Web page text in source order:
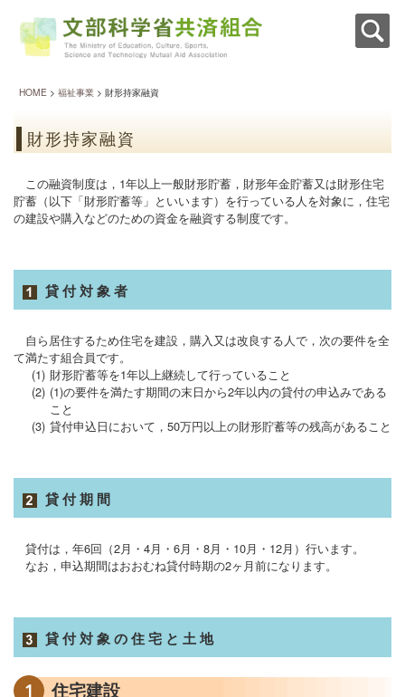
HOME > 福祉事業 > 財形持家融資
この融資制度は，1年以上一般財形貯蓄，財形年金貯蓄又は財形住宅
貯蓄（以下「財形貯蓄等」といいます）を行っている人を対象に，住宅
の建設や購入などのための資金を融資する制度です。
貸付対象者
自ら居住するため住宅を建設，購入又は改良する人で，次の要件を全
て満たす組合員です。
(1) 財形貯蓄等を1年以上継続して行っていること
(2) (1)の要件を満たす期間の末日から2年以内の貸付の申込みである
こと
(3) 貸付申込日において，50万円以上の財形貯蓄等の残高があること
貸付期間
貸付は，年6回（2月・4月・6月・8月・10月・12月）行います。
なお，申込期間はおおむね貸付時期の2ヶ月前になります。
貸付対象の住宅と土地
1 住宅建設